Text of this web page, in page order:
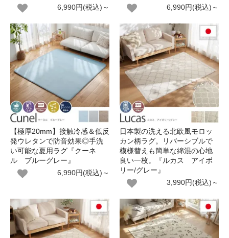
6,990円(税込)～
6,990円(税込)～
【極厚20mm】接触冷感＆低反
発ウレタンで防音効果◎手洗
い可能な夏用ラグ『クーネ
ル ブルーグレー』
6,990円(税込)～
日本製の洗える北欧風モロッ
カン柄ラグ。リバーシブルで
模様替えも簡単な綿混の心地
良い一枚。『ルカス アイボ
リー/グレー』
3,990円(税込)～